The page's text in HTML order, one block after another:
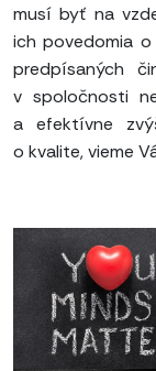
musí byť na
ich povedomia
predpísaných
v spoločnosti
a efektívne
o kvalite, vieme